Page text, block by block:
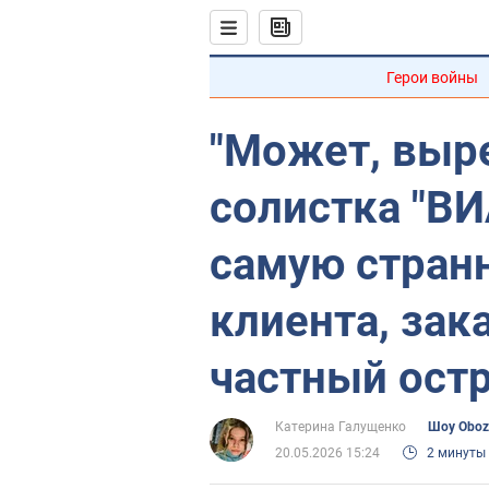
Герои войны
"Может,
солистка
самую
клиента,
частный
Катерина Галущенко
Шоу Oboz
20.05.2026 15:24
2 минуты